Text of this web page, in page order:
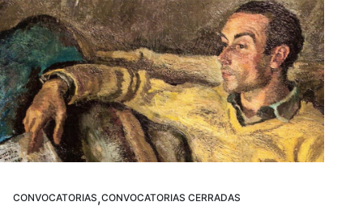
CONVOCATORIAS,CONVOCATORIAS CERRADAS